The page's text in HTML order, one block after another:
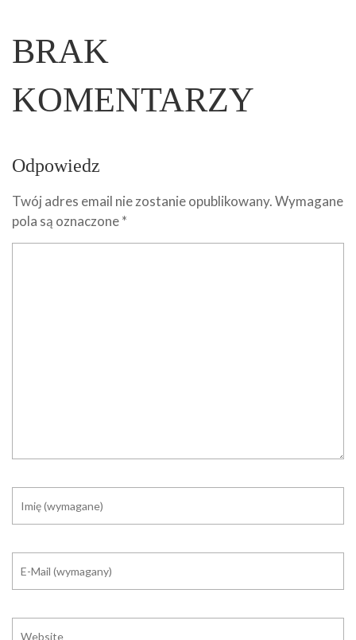
BRAK
KOMENTARZY
Odpowiedz
Twój adres email nie zostanie opublikowany.Wymagane
pola są oznaczone*